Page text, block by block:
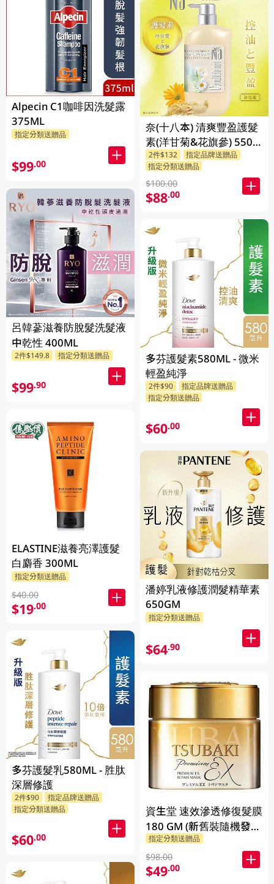
Alpecin C1咖啡因洗髮露
375ML
指定分類送贈品
$99.00
呂韓蔘滋養防脫髮洗髮液
中乾性 400ML
2件$149.8 指定分類送贈品
$99.90
ELASTINE滋養亮澤護髮
白麝香 300ML
指定分類送贈品
$40.00
$19.00
多芬護髮乳580ML - 胜肽
深層修護
2件$90
指定品牌送贈品
指定分類送贈品
$60.00
奈(十八本) 清爽豐盈護髮
素(洋甘菊&花旗參) 550
ML
2件$132
指定品牌送贈品
指定分類送贈品
$100.00
$88.00
多芬護髮素580ML - 微米
輕盈純淨
2件$90
指定品牌送贈品
指定分類送贈品
$60.00
潘婷乳液修護潤髮精華素
650GM
指定分類送贈品
$64.90
資生堂 速效滲透修復髮膜
180 GM (新舊裝隨機發
貨)
指定分類送贈品
$98.00
$49.00